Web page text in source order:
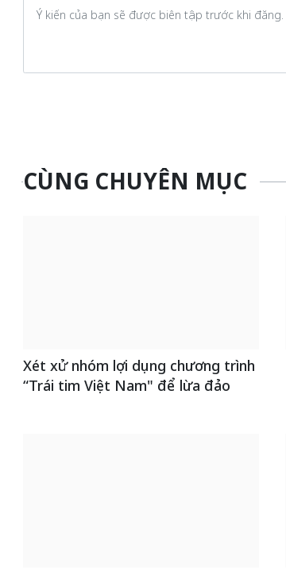
CÙNG CHUYÊN MỤC
Xét xử nhóm lợi dụng chương trình
“Trái tim Việt Nam" để lừa đảo